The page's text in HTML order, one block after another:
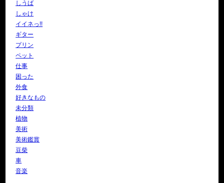
しうば
しゃけ
イイネっ!!
ギター
プリン
ペット
仕事
困った
外食
好きなもの
未分類
植物
美術
美術鑑賞
豆柴
車
音楽